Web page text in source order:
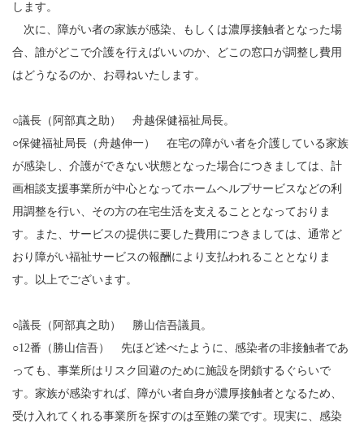
します。
次に、障がい者の家族が感染、もしくは濃厚接触者となった場
合、誰がどこで介護を行えばいいのか、どこの窓口が調整し費用
はどうなるのか、お尋ねいたします。
○議長（阿部真之助） 舟越保健福祉局長。
○保健福祉局長（舟越伸一） 在宅の障がい者を介護している家族
が感染し、介護ができない状態となった場合につきましては、計
画相談支援事業所が中心となってホームヘルプサービスなどの利
用調整を行い、その方の在宅生活を支えることとなっておりま
す。また、サービスの提供に要した費用につきましては、通常ど
おり障がい福祉サービスの報酬により支払われることとなりま
す。以上でございます。
○議長（阿部真之助） 勝山信吾議員。
○12番（勝山信吾） 先ほど述べたように、感染者の非接触者であ
っても、事業所はリスク回避のために施設を閉鎖するぐらいで
す。家族が感染すれば、障がい者自身が濃厚接触者となるため、
受け入れてくれる事業所を探すのは至難の業です。現実に、感染